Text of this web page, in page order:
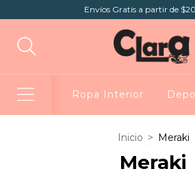
Envíos Gratis a partir de
Ropa Interior
Inicio > Meraki
Meraki